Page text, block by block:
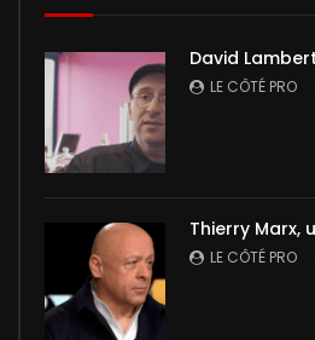
David
LE CÔTÉ PRO
Thierry Marx,
LE CÔTÉ PRO